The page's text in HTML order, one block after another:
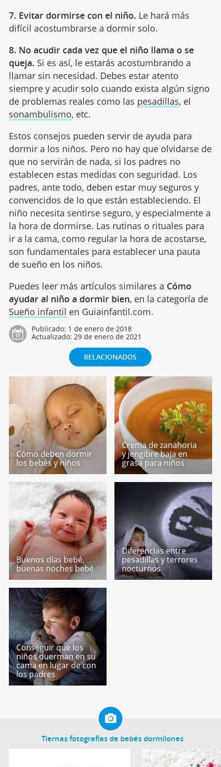
7. Evitar dormirse con el niño. Le hará más
difícil acostumbrarse a dormir solo.
8. No acudir cada vez que el niño llama o se
queja. Si es así, le estarás acostumbrando a
llamar sin necesidad. Debes estar atento
siempre y acudir solo cuando exista algún signo
de problemas reales como las pesadillas, el
sonambulismo, etc.
Estos consejos pueden servir de ayuda para
dormir a los niños. Pero no hay que olvidarse de
que no servirán de nada, si los padres no
establecen estas medidas con seguridad. Los
padres, ante todo, deben estar muy seguros y
convencidos de lo que están estableciendo. El
niño necesita sentirse seguro, y especialmente a
la hora de dormirse. Las rutinas o rituales para
ir a la cama, como regular la hora de acostarse,
son fundamentales para establecer una pauta
de sueño en los niños.
Puedes leer más artículos similares a Cómo
ayudar al niño a dormir bien, en la categoría de
Sueño infantil en Guiainfantil.com.
Publicado: 1 de enero de 2018
Actualizado: 29 de enero de 2021
RELACIONADOS
Cómo deben dormir
los bebés y niños
Crema de zanahoria
y jengibre baja en
grasa para niños
Buenos días bebé,
buenas noches bebé
Diferencias entre
pesadillas y terrores
nocturnos
Conseguir que los
niños duerman en su
cama en lugar de con
los padres
Tiernas fotografías de bebés dormilones